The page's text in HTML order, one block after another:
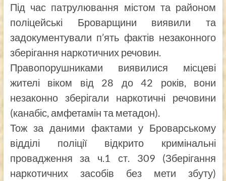
Під час патрулювання містом та районом
поліцейські Броварщини виявили та
задокументували п’ять фактів незаконного
зберігання наркотичних речовин.
Правопорушниками виявилися місцеві
жителі віком від 28 до 42 років, вони
незаконно зберігали наркотичні речовини
(канабіс, амфетамін та метадон).
Тож за даними фактами у Броварському
відділі поліції відкрито кримінальні
провадження за ч.1 ст. 309 (Зберігання
наркотичних засобів без мети збуту)